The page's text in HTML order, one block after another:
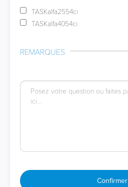
TASKalfa2554ci
TASKalfa4054ci
REMARQUES
Confirmer